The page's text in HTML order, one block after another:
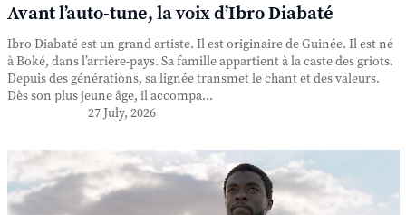
Avant l’auto-tune, la voix d’Ibro Diabaté
Ibro Diabaté est un grand artiste. Il est originaire de Guinée. Il est né
à Boké, dans l’arrière-pays. Sa famille appartient à la caste des griots.
Depuis des générations, sa lignée transmet le chant et des valeurs.
Dès son plus jeune âge, il accompa...
27 July, 2026